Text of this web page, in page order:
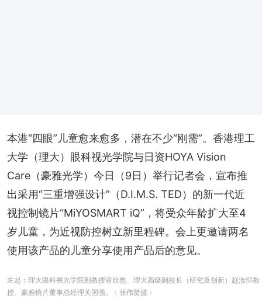
本港“四眼”儿童愈来愈多，潜在不少“刚需”。香港理工
大学（理大）眼科视光学院与日资HOYA Vision
Care（豪雅光学）今日（9日）举行记者会，宣布推
出采用“三重增强设计”（D.I.M.S. TED）的新一代近
视控制镜片“MiYOSMART iQ”，将受众年龄扩大至4
岁儿童，为近视防控树立新里程碑。会上更邀请两名
使用该产品的儿童分享使用产品后的意见。
左起︰理大眼科视光学院副教授谢欣然、理大高级副校长（研究及创新）赵汝恒教
授、豪雅镜片董事总经理关国强。﹙张伟贤摄﹚